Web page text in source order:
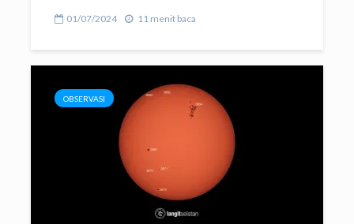
01/07/2024 11 menit baca
OBSERVASI